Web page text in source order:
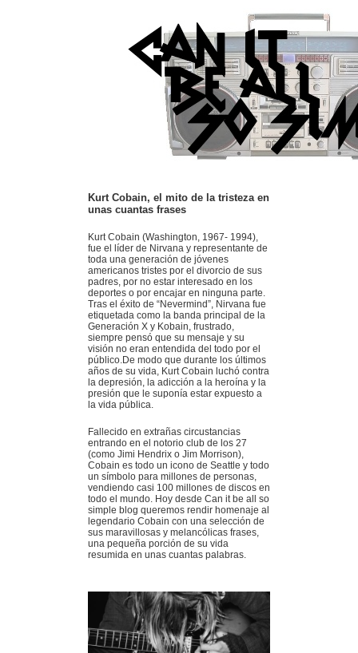
Kurt Cobain, el mito de la tristeza en
unas cuantas frases
Kurt Cobain (Washington, 1967- 1994),
fue el líder de Nirvana y representante de
toda una generación de jóvenes
americanos tristes por el divorcio de sus
padres, por no estar interesado en los
deportes o por encajar en ninguna parte.
Tras el éxito de “Nevermind”, Nirvana fue
etiquetada como la banda principal de la
Generación X y Kobain, frustrado,
siempre pensó que su mensaje y su
visión no eran entendida del todo por el
público.De modo que durante los últimos
años de su vida, Kurt Cobain luchó contra
la depresión, la adicción a la heroína y la
presión que le suponía estar expuesto a
la vida pública.
Fallecido en extrañas circustancias
entrando en el notorio club de los 27
(como Jimi Hendrix o Jim Morrison),
Cobain es todo un icono de Seattle y todo
un símbolo para millones de personas,
vendiendo casi 100 millones de discos en
todo el mundo. Hoy desde Can it be all so
simple blog queremos rendir homenaje al
legendario Cobain con una selección de
sus maravillosas y melancólicas frases,
una pequeña porción de su vida
resumida en unas cuantas palabras.